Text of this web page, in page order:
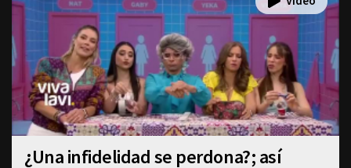
¿Una infidelidad se perdona?; así